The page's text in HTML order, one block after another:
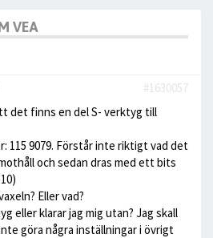
VEA
#1630057
det finns en del S- verktyg till
115 9079. Förstår inte riktigt vad det
och sedan dras med ett bits
Eller vad?
eller klarar jag mig utan? Jag skall
göra några inställningar i övrigt